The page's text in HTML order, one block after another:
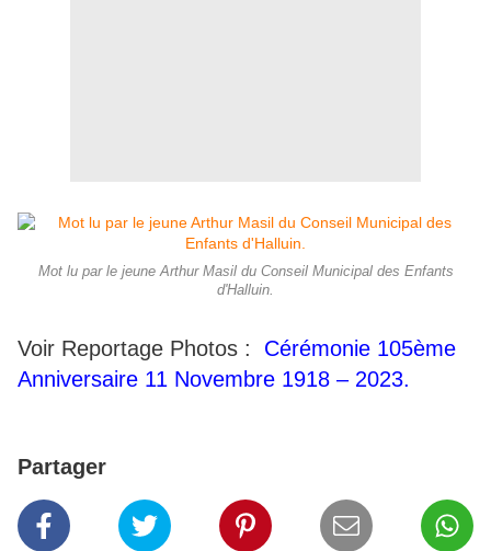
Mot lu par le jeune Arthur Masil du Conseil Municipal des Enfants
d'Halluin.
Voir Reportage Photos : Cérémonie 105ème
Anniversaire 11 Novembre 1918 – 2023.
Partager